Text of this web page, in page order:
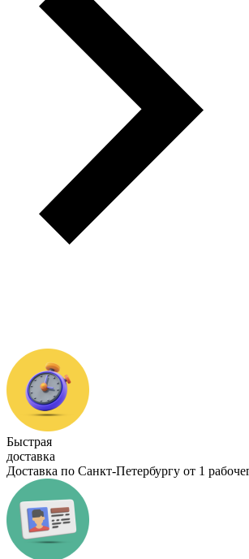
Быстрая
доставка
Доставка по Санкт-Петербургу от 1